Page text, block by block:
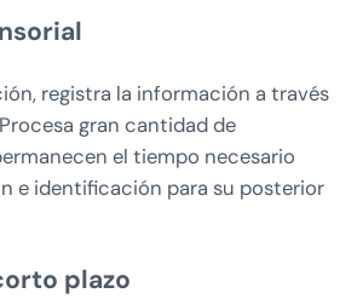
registra la información a través
gran cantidad de
el tiempo necesario
e identificación para su posterior
plazo